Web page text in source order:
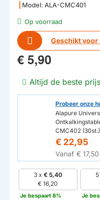
Op voorraad
Geschikt voor
Model: ALA-CMC401
€ 5,90
Altijd de beste prijs
Probeer onze
Alapure
CMC402 (30st.)
€ 22,95
Vanaf € 17,50
3 x € 5,40
€ 16,20
Je bespaart 8% Je